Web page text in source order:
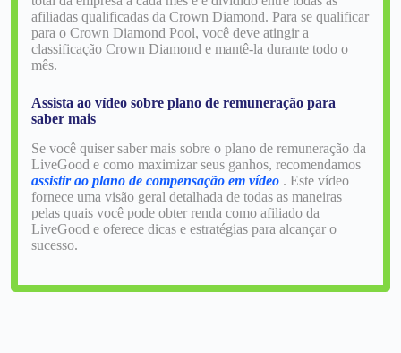
afiliadas qualificadas da Crown Diamond. Para se qualificar
para o Crown Diamond Pool, você deve atingir a
classificação Crown Diamond e mantê-la durante todo o
mês.
Assista ao vídeo sobre plano de remuneração para
saber mais
Se você quiser saber mais sobre o plano de remuneração da
LiveGood e como maximizar seus ganhos, recomendamos
assistir ao plano de compensação em vídeo . Este vídeo
fornece uma visão geral detalhada de todas as maneiras
pelas quais você pode obter renda como afiliado da
LiveGood e oferece dicas e estratégias para alcançar o
sucesso.